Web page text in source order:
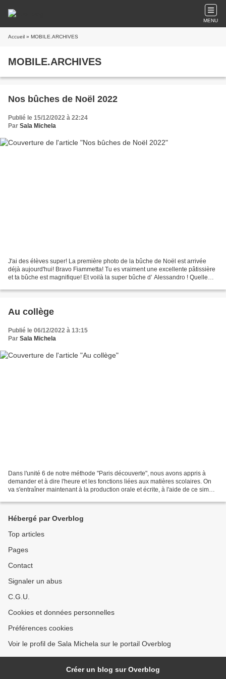
MENU
Accueil » MOBILE.ARCHIVES
MOBILE.ARCHIVES
Nos bûches de Noël 2022
Publié le 15/12/2022 à 22:24
Par Sala Michela
J'ai des élèves super! La première photo de la bûche de Noël est arrivée
déjà aujourd'hui! Bravo Fiammetta! Tu es vraiment une excellente pâtissière
et ta bûche est magnifique! Et voilà la super bûche d’ Alessandro ! Quelle
Au collège
Publié le 06/12/2022 à 13:15
Par Sala Michela
Dans l'unité 6 de notre méthode "Paris découverte", nous avons appris à
demander et à dire l'heure et les fonctions liées aux matières scolaires. On
va s'entraîner maintenant à la production orale et écrite, à l'aide de ce simple
Hébergé par Overblog
Top articles
Pages
Contact
Signaler un abus
C.G.U.
Cookies et données personnelles
Préférences cookies
Voir le profil de Sala Michela sur le portail Overblog
Créer un blog sur Overblog